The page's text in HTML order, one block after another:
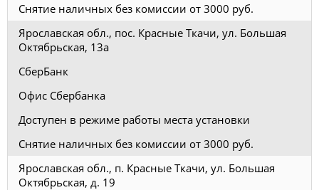
Снятие наличных без комиссии от 3000 руб.
Ярославская обл., пос. Красные Ткачи, ул. Большая
Октябрьская, 13а
СберБанк
Офис Сбербанка
Доступен в режиме работы места установки
Снятие наличных без комиссии от 3000 руб.
Ярославская обл., п. Красные Ткачи, ул. Большая
Октябрьская, д. 19